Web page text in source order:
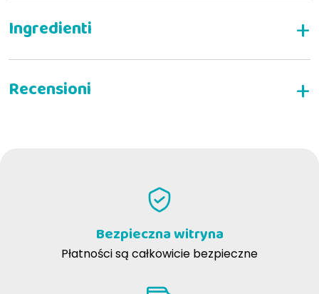
Skład
Bezpieczna witryna
Płatności są całkowicie bezpieczne